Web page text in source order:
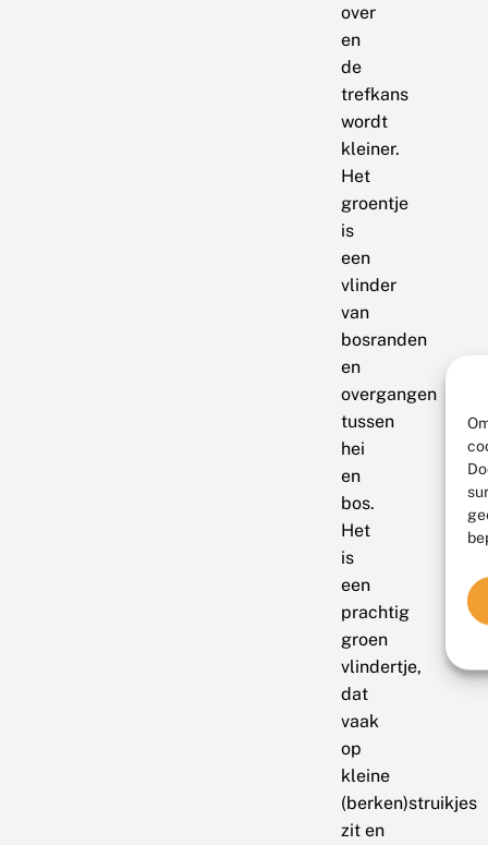
over
en
de
trefkans
wordt
kleiner.
Het
groentje
is
een
vlinder
van
bosranden
en
overgangen
tussen
hei
en
bos.
Het
is
een
prachtig
groen
vlindertje,
dat
vaak
op
kleine
(berken)struikjes
zit en